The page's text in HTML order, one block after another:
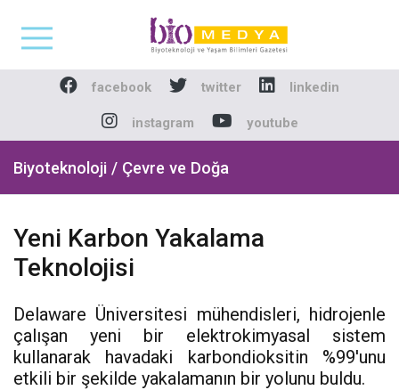
Biomedya -
facebook twitter linkedin
instagram youtube
Biyoteknoloji / Çevre ve Doğa
Yeni Karbon Yakalama
Teknolojisi
Delaware Üniversitesi mühendisleri, hidrojenle
çalışan yeni bir elektrokimyasal sistem
kullanarak havadaki karbondioksitin %99'unu
etkili bir şekilde yakalamanın bir yolunu buldu.